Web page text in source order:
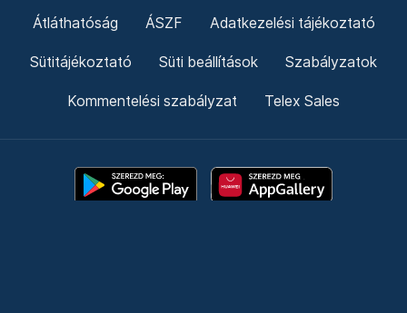
Átláthatóság ÁSZF Adatkezelési tájékoztató
Sütitájékoztató Süti beállítások Szabályzatok
Kommentelési szabályzat Telex Sales